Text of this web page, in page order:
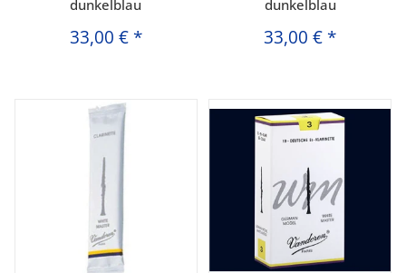
dunkelblau
33,00 € *
dunkelblau
33,00 € *